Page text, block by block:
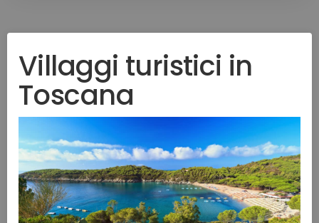
Villaggi turistici in
Toscana